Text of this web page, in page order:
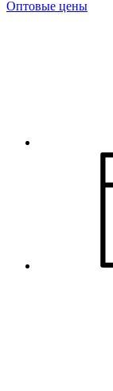
Оптовые цены